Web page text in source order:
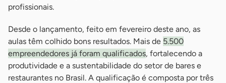
profissionais.
Desde o lançamento, feito em fevereiro deste ano, as
aulas têm colhido bons resultados. Mais de 5.500
empreendedores já foram qualificados, fortalecendo a
produtividade e a sustentabilidade do setor de bares e
restaurantes no Brasil. A qualificação é composta por três